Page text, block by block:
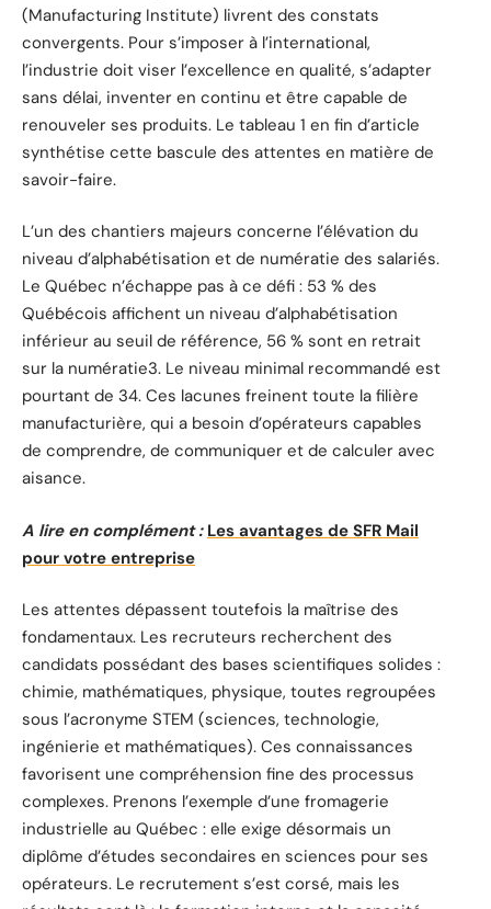
(Manufacturing Institute) livrent des constats
convergents. Pour s’imposer à l’international,
l’industrie doit viser l’excellence en qualité, s’adapter
sans délai, inventer en continu et être capable de
renouveler ses produits. Le tableau 1 en fin d’article
synthétise cette bascule des attentes en matière de
savoir-faire.
L’un des chantiers majeurs concerne l’élévation du
niveau d’alphabétisation et de numératie des salariés.
Le Québec n’échappe pas à ce défi : 53 % des
Québécois affichent un niveau d’alphabétisation
inférieur au seuil de référence, 56 % sont en retrait
sur la numératie3. Le niveau minimal recommandé est
pourtant de 34. Ces lacunes freinent toute la filière
manufacturière, qui a besoin d’opérateurs capables
de comprendre, de communiquer et de calculer avec
aisance.
A lire en complément : Les avantages de SFR Mail
pour votre entreprise
Les attentes dépassent toutefois la maîtrise des
fondamentaux. Les recruteurs recherchent des
candidats possédant des bases scientifiques solides :
chimie, mathématiques, physique, toutes regroupées
sous l’acronyme STEM (sciences, technologie,
ingénierie et mathématiques). Ces connaissances
favorisent une compréhension fine des processus
complexes. Prenons l’exemple d’une fromagerie
industrielle au Québec : elle exige désormais un
diplôme d’études secondaires en sciences pour ses
opérateurs. Le recrutement s’est corsé, mais les